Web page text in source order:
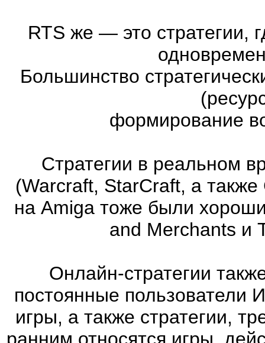
RTS же — это стратегии,
Большинство
формирование
Стратегии в реальном
(Warcraft, StarCraft, а
на Amiga тоже были
and Merchants и
Онлайн-стратегии
постоянные пользователи
игры, а также стратегии,